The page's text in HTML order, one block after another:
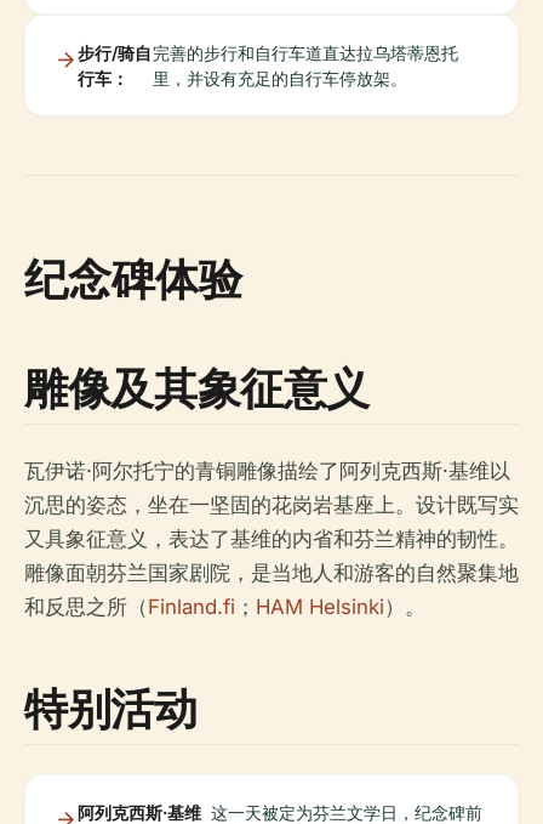
步行/骑自
行车：
完善的步行和自行车道直达拉乌塔蒂恩托
里，并设有充足的自行车停放架。
纪念碑体验
雕像及其象征意义
瓦伊诺·阿尔托宁的青铜雕像描绘了阿列克西斯·基维以
沉思的姿态，坐在一坚固的花岗岩基座上。设计既写实
又具象征意义，表达了基维的内省和芬兰精神的韧性。
雕像面朝芬兰国家剧院，是当地人和游客的自然聚集地
和反思之所（Finland.fi ； HAM Helsinki）。
特别活动
阿列克西斯·基维 这一天被定为芬兰文学日，纪念碑前